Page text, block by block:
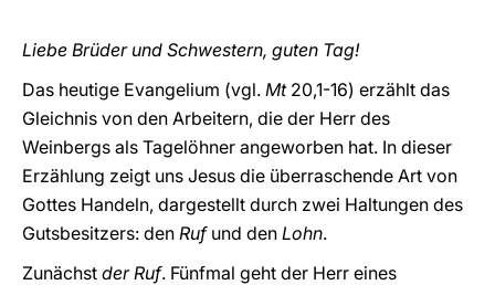
Liebe Brüder und Schwestern, guten Tag!
Das heutige Evangelium (vgl. Mt 20,1-16) erzählt das
Gleichnis von den Arbeitern, die der Herr des
Weinbergs als Tagelöhner angeworben hat. In dieser
Erzählung zeigt uns Jesus die überraschende Art von
Gottes Handeln, dargestellt durch zwei Haltungen des
Gutsbesitzers: den Rufund den Lohn.
Zunächst der Ruf. Fünfmal geht der Herr eines